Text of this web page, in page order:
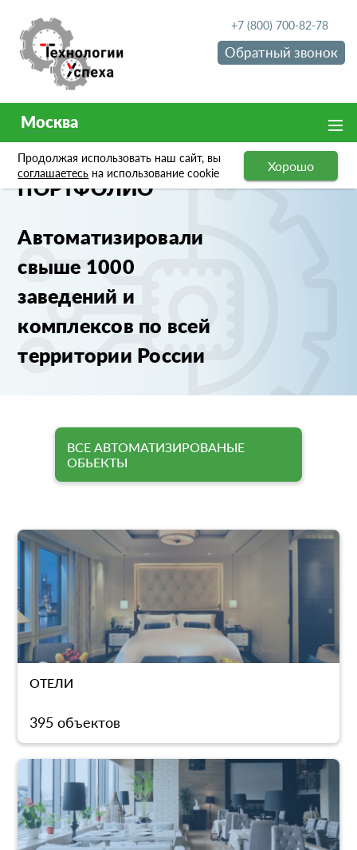
+7 (800) 700-82-78
Обратный звонок
Москва
Продолжая использовать наш сайт, вы
соглашаетесь на использование cookie Хорошо
ПОРТФОЛИО
Автоматизировали
свыше 1000
заведений и
комплексов по всей
территории России
ВСЕ АВТОМАТИЗИРОВАНЫЕ
ОБЬЕКТЫ
ОТЕЛИ
395 объектов